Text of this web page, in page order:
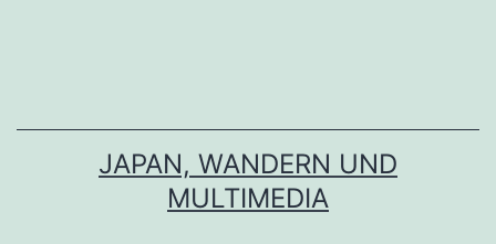
JAPAN, WANDERN UND
MULTIMEDIA